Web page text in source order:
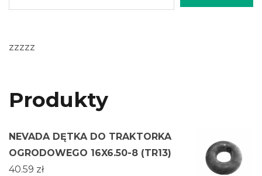
zzzzz
Produkty
NEVADA DĘTKA DO TRAKTORKA
OGRODOWEGO 16X6.50-8 (TR13)
40.59 zł